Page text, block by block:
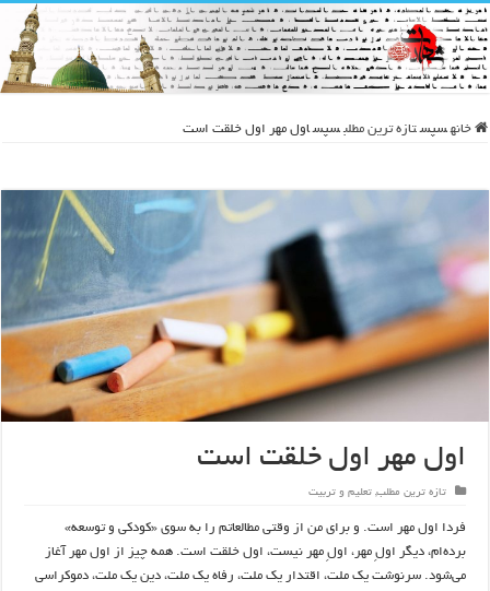
خانه سپس تازه ترین مطلب سپس اول مهر اول خلقت است
اول مهر اول خلقت است
تازه ترین مطلب,تعلیم و تربیت
فردا اول مهر است. و برای من از وقتی مطالعاتم را به سوی «کودکی و توسعه»
برده‌ام، دیگر اولِ مهر، اولِ مهر نیست، اول خلقت است. همه چیز از اول مهر آغاز
می‌شود. سرنوشت یک ملت، اقتدار یک ملت، رفاه یک ملت، دین یک ملت، دموکراسی